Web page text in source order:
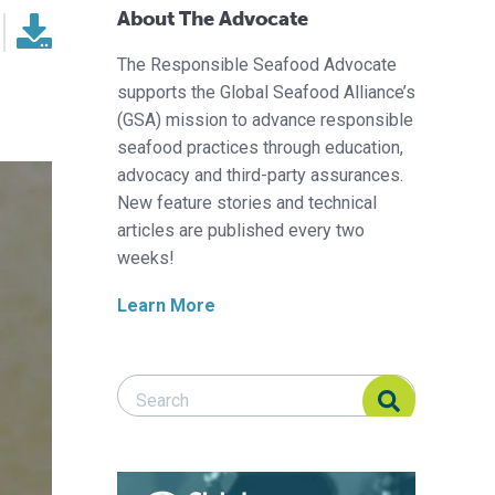
About The Advocate
The Responsible Seafood Advocate
supports the Global Seafood Alliance’s
(GSA) mission to advance responsible
seafood practices through education,
advocacy and third-party assurances.
New feature stories and technical
articles are published every two
weeks!
Learn More
Search Responsible Seafood Advocate
Search Responsible Seafood Advocate